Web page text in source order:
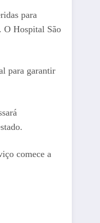
para
O Hospital São
para garantir
comece a